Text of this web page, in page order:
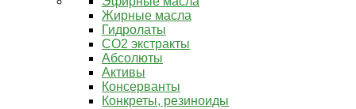
Жирные масла
Гидролаты
СО2 экстракты
Абсолюты
Активы
Консерванты
Конкреты, резиноиды